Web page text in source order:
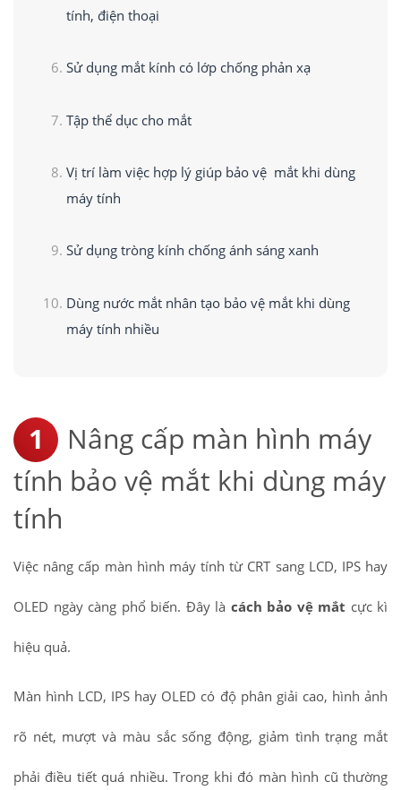
tính, điện thoại
Sử dụng mắt kính có lớp chống phản xạ
Tập thể dục cho mắt
Vị trí làm việc hợp lý giúp bảo vệ mắt khi dùng
máy tính
Sử dụng tròng kính chống ánh sáng xanh
Dùng nước mắt nhân tạo bảo vệ mắt khi dùng
máy tính nhiều
Nâng cấp màn hình máy
tính bảo vệ mắt khi dùng máy
tính
Việc nâng cấp màn hình máy tính từ CRT sang LCD, IPS hay
OLED ngày càng phổ biến. Đây là cách bảo vệ mắt cực kì
hiệu quả.
Màn hình LCD, IPS hay OLED có độ phân giải cao, hình ảnh
rõ nét, mượt và màu sắc sống động, giảm tình trạng mắt
phải điều tiết quá nhiều. Trong khi đó màn hình cũ thường